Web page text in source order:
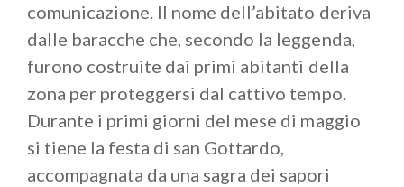
comunicazione. Il nome dell’abitato deriva
dalle baracche che, secondo la leggenda,
furono costruite dai primi abitanti della
zona per proteggersi dal cattivo tempo.
Durante i primi giorni del mese di maggio
si tiene la festa di san Gottardo,
accompagnata da una sagra dei sapori